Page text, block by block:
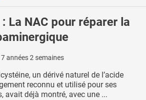
: La NAC pour réparer la
7 années 2 semaines
un dérivé naturel de l’acide
reconnu et utilisé pour ses
avait déjà montré, avec une ...